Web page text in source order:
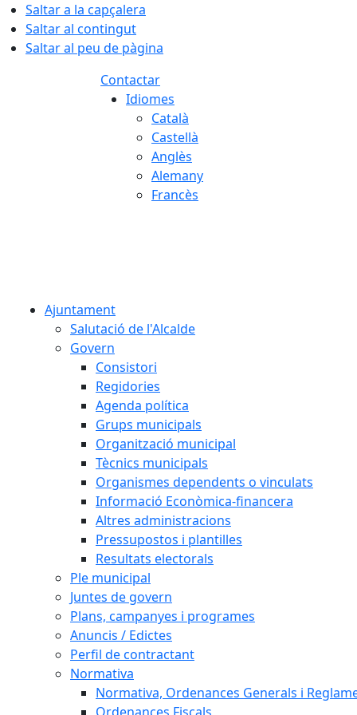
Saltar a la capçalera
Saltar al contingut
Saltar al peu de pàgina
Contactar
Idiomes
Català
Castellà
Anglès
Alemany
Francès
Ajuntament
Salutació de l'Alcalde
Govern
Consistori
Regidories
Agenda política
Grups municipals
Organització municipal
Tècnics municipals
Organismes dependents o vinculats
Informació Econòmica-financera
Altres administracions
Pressupostos i plantilles
Resultats electorals
Ple municipal
Juntes de govern
Plans, campanyes i programes
Anuncis / Edictes
Perfil de contractant
Normativa
Normativa, Ordenances Generals i